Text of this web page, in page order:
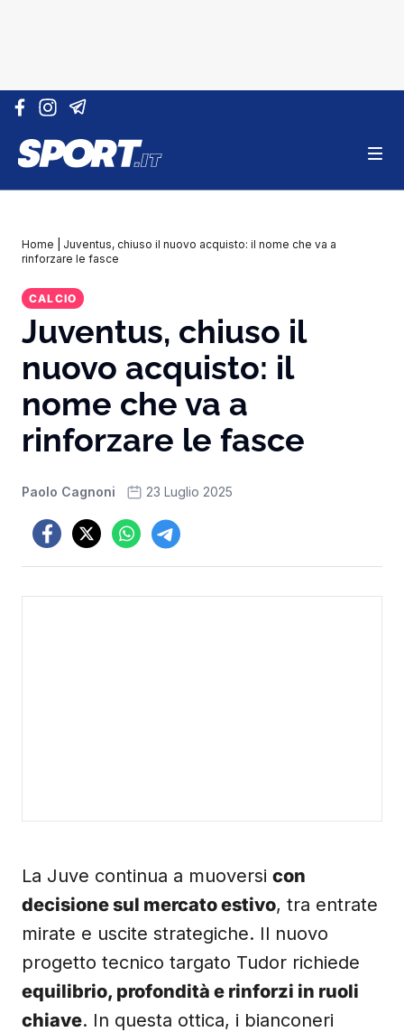
Vai al contenuto
Home
Juventus, chiuso il nuovo acquisto: il nome che va a
rinforzare le fasce
CALCIO
Juventus, chiuso il
nuovo acquisto: il
nome che va a
rinforzare le fasce
Paolo Cagnoni 23 Luglio 2025
La Juve continua a muoversi con
decisione sul mercato estivo, tra entrate
mirate e uscite strategiche. Il nuovo
progetto tecnico targato Tudor richiede
equilibrio, profondità e rinforzi in ruoli
chiave. In questa ottica, i bianconeri